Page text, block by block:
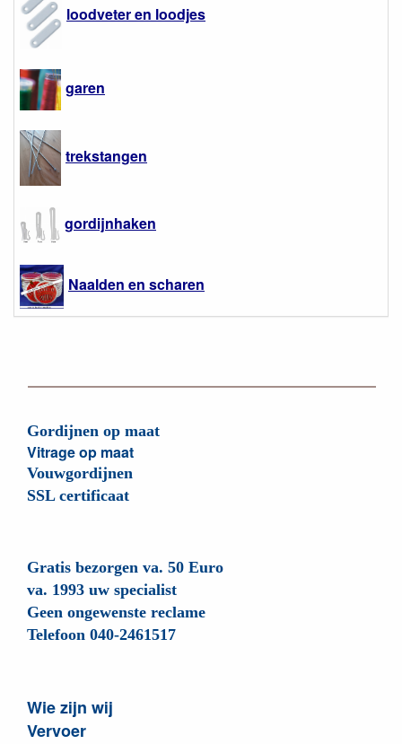
loodveter en loodjes
garen
trekstangen
gordijnhaken
Naalden en scharen
Gordijnen op maat
Vitrage op maat
Vouwgordijnen
SSL certificaat
Gratis bezorgen va. 50 Euro
va. 1993 uw specialist
Geen ongewenste reclame
Telefoon 040-2461517
Wie zijn wij
Vervoer